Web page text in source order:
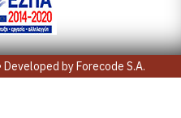
Developed byForecode S.A.